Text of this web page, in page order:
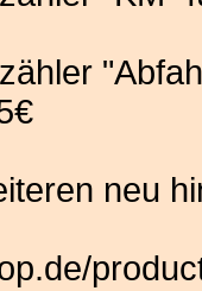
neu